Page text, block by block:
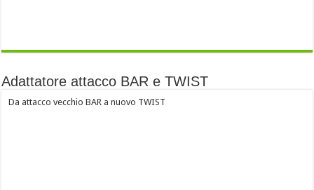
Adattatore attacco BAR e TWIST
Da attacco vecchio BAR a nuovo TWIST